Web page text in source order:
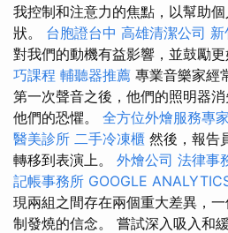
我控制和注意力的焦點，以幫助
狀。 台胞證台中 高雄清潔公司
對我們的動機有益影響，並鼓勵更
巧課程 輔聽器推薦 專業音樂家經
第一次聲音之後，他們的照明器
他們的恐懼。 全方位外燴服務專家
醫美診所 二手冷凍櫃 然後，報告
轉移到表演上。 外燴公司 法律事
記帳事務所 GOOGLE
現兩組之間存在兩個重大差異，
制發燒的信念。 嘗試深入吸入和